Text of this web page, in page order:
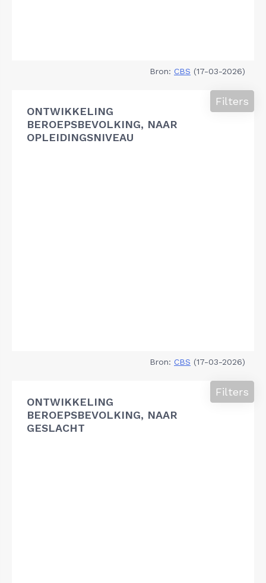
Bron: CBS (17-03-2026)
ONTWIKKELING
BEROEPSBEVOLKING, NAAR
OPLEIDINGSNIVEAU
Filters
Bron: CBS (17-03-2026)
ONTWIKKELING
BEROEPSBEVOLKING, NAAR
GESLACHT
Filters